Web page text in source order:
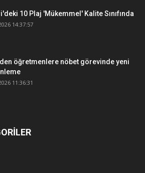
10 Plaj 'Mükemmel' Kalite Sınıfında
14:37:57
öğretmenlere nöbet görevinde yeni
11:36:31